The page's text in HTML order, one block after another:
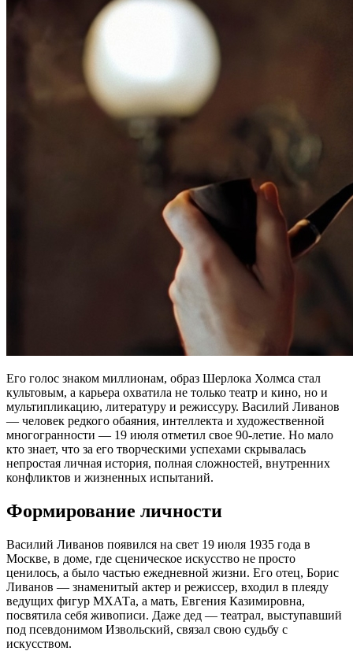
Его голос знаком миллионам, образ Шерлока Холмса стал
культовым, а карьера охватила не только театр и кино, но и
мультипликацию, литературу и режиссуру. Василий Ливанов
— человек редкого обаяния, интеллекта и художественной
многогранности — 19 июля отметил свое 90-летие. Но мало
кто знает, что за его творческими успехами скрывалась
непростая личная история, полная сложностей, внутренних
конфликтов и жизненных испытаний.
Формирование личности
Василий Ливанов появился на свет 19 июля 1935 года в
Москве, в доме, где сценическое искусство не просто
ценилось, а было частью ежедневной жизни. Его отец, Борис
Ливанов — знаменитый актер и режиссер, входил в плеяду
ведущих фигур МХАТа, а мать, Евгения Казимировна,
посвятила себя живописи. Даже дед — театрал, выступавший
под псевдонимом Извольский, связал свою судьбу с
искусством.